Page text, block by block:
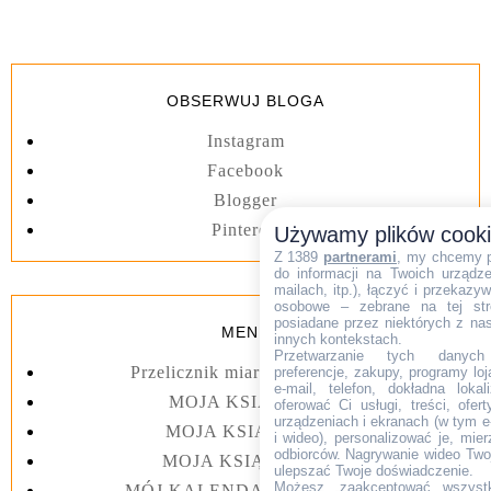
OBSERWUJ BLOGA
Instagram
Facebook
Blogger
Pinterest
MENU
Przelicznik miar kuchennych
MOJA KSIĄŻKA I
MOJA KSIĄŻKA II
MOJA KSIĄŻKA III
Używamy plików
Z 1389 partnerami , my chcemy
do informacji na Twoich
mailach, itp.), łączyć i
osobowe – zebrane na tej
posiadane przez niektórych z
innych kontekstach.
Przetwarzanie tych danych
preferencje, zakupy, programy
e-mail, telefon, dokładna
oferować Ci usługi, treści,
urządzeniach i ekranach (w tym
i wideo), personalizować je,
odbiorców. Nagrywanie wideo
ulepszać Twoje doświadczenie.
Możesz „zaakceptować